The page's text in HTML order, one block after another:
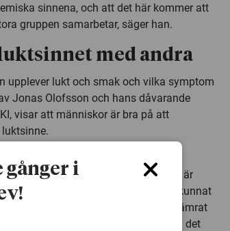
sinnena, och att det här kommer att
gruppen samarbetar, säger han.
med andra
upplever lukt och smak och vilka symptom
Jonas Olofsson och hans dåvarande
visar att människor är bra på att
har förmågan att bedöma det egna
luktsinne har inte alltid det, men det är
med andra. Däremot har vi kunnat
upptäcka om man själv får ett försämrat
och det är det som är intressant i det
gånger i